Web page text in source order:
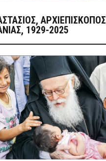
ΑΡΧΙΕΠΊΣΚΟΠΟΣ
1929-2025